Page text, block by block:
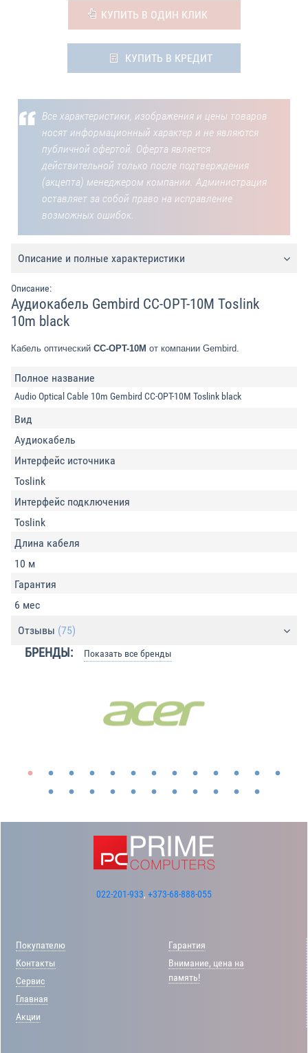
КУПИТЬ В ОДИН КЛИК
КУПИТЬ В КРЕДИТ
Все характеристики, изображения и цены товаров
носят информационный характер и не являются
публичной офертой. Оферта является
действительной только после подтверждения
(акцепта) менеджером компании. Администрация
оставляет за собой право на исправление
возможных ошибок.
Описание и полные характеристики
Описание:
Аудиокабель Gembird CC-OPT-10M Toslink
10m black
Кабель оптический CC-OPT-10M от компании Gembird.
Полное название
Audio Optical Cable 10m Gembird CC-OPT-10M Toslink black
Вид
Аудиокабель
Интерфейс источника
Toslink
Интерфейс подключения
Toslink
Длина кабеля
10 м
Гарантия
6 мес
Отзывы (75)
БРЕНДЫ: Показать все бренды
022-201-933, +373-68-888-055
Покупателю
Контакты
Сервис
Главная
Акции
Гарантия
Внимание, цена на
память!